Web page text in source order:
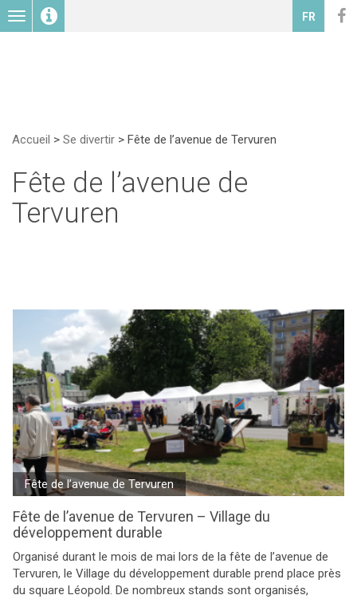
Toggle
navigation
FR
Accueil > Se divertir > Fête de l’avenue de Tervuren
Fête de l’avenue de
Tervuren
Fête de l’avenue de Tervuren
Fête de l’avenue de Tervuren – Village du
développement durable
Organisé durant le mois de mai lors de la fête de l’avenue de
Tervuren, le Village du développement durable prend place près
du square Léopold. De nombreux stands sont organisés,